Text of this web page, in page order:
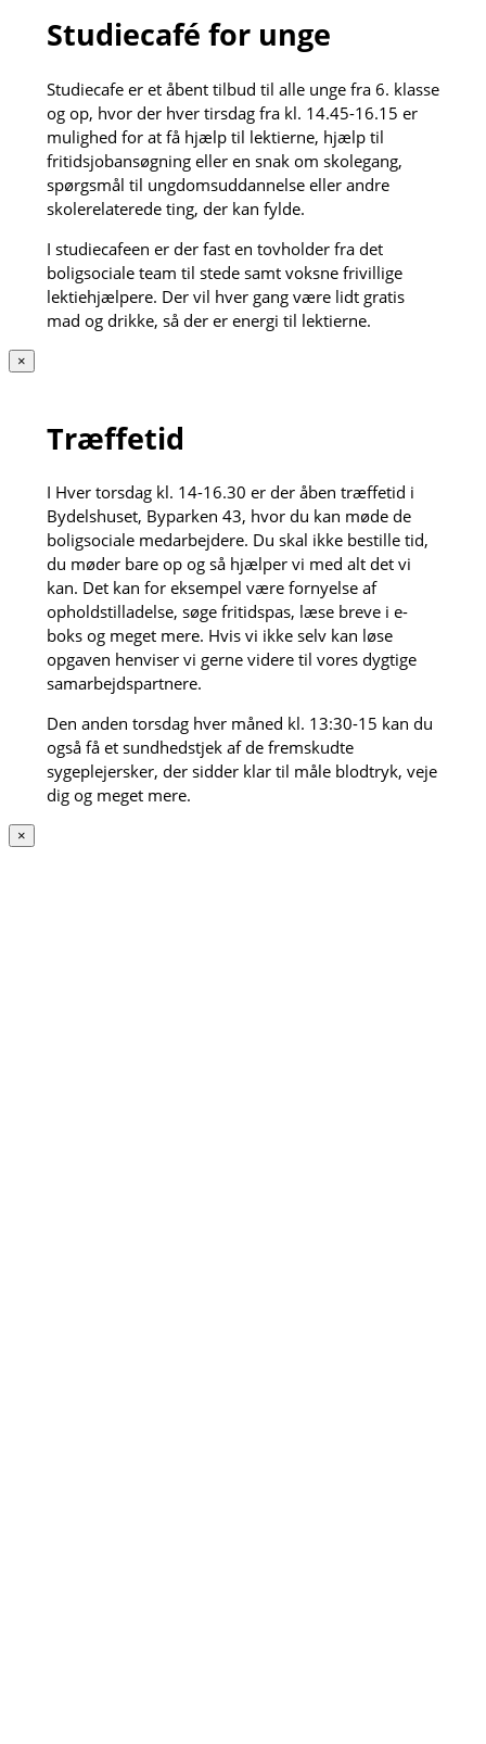
Studiecafé for unge
Studiecafe er et åbent tilbud til alle unge fra 6. klasse
og op, hvor der hver tirsdag fra kl. 14.45-16.15 er
mulighed for at få hjælp til lektierne, hjælp til
fritidsjobansøgning eller en snak om skolegang,
spørgsmål til ungdomsuddannelse eller andre
skolerelaterede ting, der kan fylde.
I studiecafeen er der fast en tovholder fra det
boligsociale team til stede samt voksne frivillige
lektiehjælpere. Der vil hver gang være lidt gratis
mad og drikke, så der er energi til lektierne.
×
Træffetid
I Hver torsdag kl. 14-16.30 er der åben træffetid i
Bydelshuset, Byparken 43, hvor du kan møde de
boligsociale medarbejdere. Du skal ikke bestille tid,
du møder bare op og så hjælper vi med alt det vi
kan. Det kan for eksempel være fornyelse af
opholdstilladelse, søge fritidspas, læse breve i e-
boks og meget mere. Hvis vi ikke selv kan løse
opgaven henviser vi gerne videre til vores dygtige
samarbejdspartnere.
Den anden torsdag hver måned kl. 13:30-15 kan du
også få et sundhedstjek af de fremskudte
sygeplejersker, der sidder klar til måle blodtryk, veje
dig og meget mere.
×